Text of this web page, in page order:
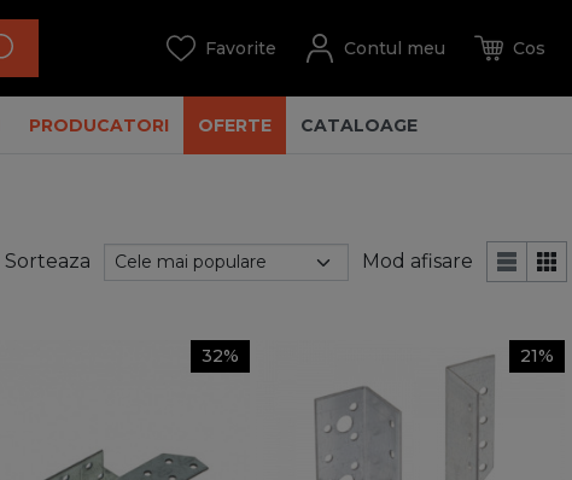
PRODUCATORI OFERTE CATALOAGE
Sorteaza Mod afisare
32% 21%